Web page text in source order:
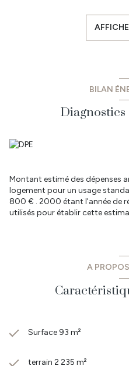
venez découvrir une salle de
l'Italienne et une baignoire
avec vu sur le jardin, un bureau
Assainissement individuel non
organiser une visite dès
Les informations sur les
Immobilier vous propose des
Touvois, Saint Etienne du Bois,
Rocheservière, Falleron,
Bignon, Geneston, Montbert,
Philbert de Gd Lieu. Pour tous
Stéphane MONNIER Conseiller
BILAN
Montant estimé des dépenses
logement pour un usage
800 € . 2000 étant l'année de
utilisés pour établir cette
A
Surface 93 m²
terrain 2 235 m²